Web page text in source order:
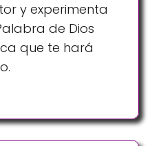
y experimenta
de Dios
que te hará